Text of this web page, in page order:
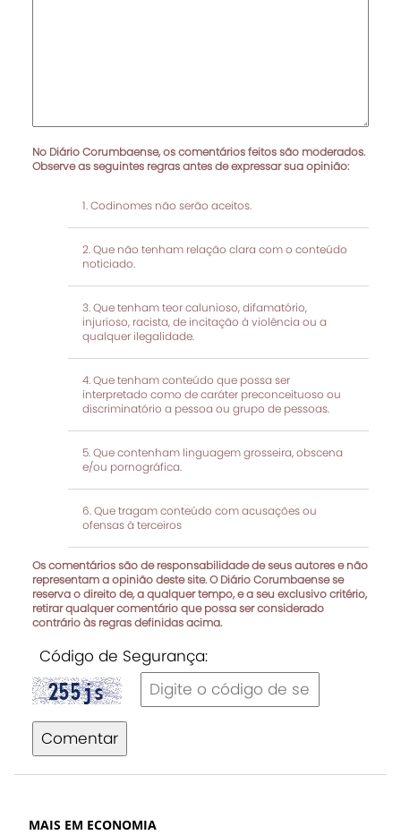
No Diário Corumbaense, os comentários feitos são moderados.
Observe as seguintes regras antes de expressar sua opinião:
Codinomes não serão aceitos.
Que não tenham relação clara com o conteúdo
noticiado.
Que tenham teor calunioso, difamatório,
injurioso, racista, de incitação à violência ou a
qualquer ilegalidade.
Que tenham conteúdo que possa ser
interpretado como de caráter preconceituoso ou
discriminatório a pessoa ou grupo de pessoas.
Que contenham linguagem grosseira, obscena
e/ou pornográfica.
Que tragam conteúdo com acusações ou
ofensas à terceiros
Os comentários são de responsabilidade de seus autores e não
representam a opinião deste site. O Diário Corumbaense se
reserva o direito de, a qualquer tempo, e a seu exclusivo critério,
retirar qualquer comentário que possa ser considerado
contrário às regras definidas acima.
Código de Segurança:
Comentar
MAIS EM ECONOMIA